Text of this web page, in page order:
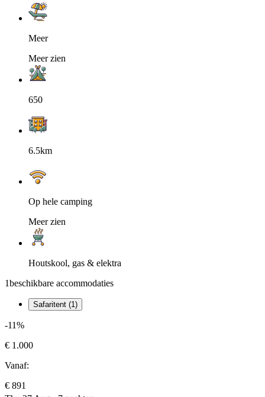
Meer
Meer zien
650
6.5km
Op hele camping
Meer zien
Houtskool, gas & elektra
1beschikbare accommodaties
Safaritent (1)
-11%
€ 1.000
Vanaf:
€ 891